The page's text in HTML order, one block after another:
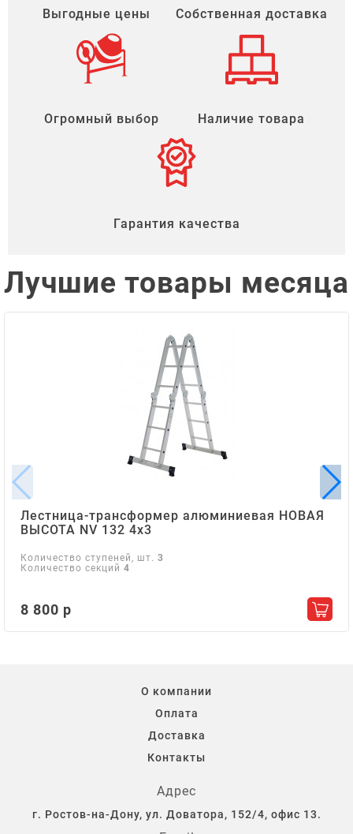
Выгодные цены Собственная доставка
Огромный выбор Наличие товара
Гарантия качества
Лучшие товары месяца
Лестница-трансформер алюминиевая НОВАЯ
ВЫСОТА NV 132 4х3
Количество ступеней, шт. 3
Количество секций 4
8 800 р
О компании
Оплата
Доставка
Контакты
Адрес
г. Ростов-на-Дону, ул. Доватора, 152/4, офис 13.